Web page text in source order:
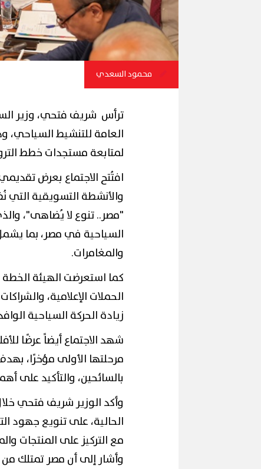
محمود السعدي
ترأس شريف فتحي، وزير
العامة للتنشيط السياحي،
لمتابعة مستجدات خطط
افتُتح الاجتماع بعرض
والأنشطة التسويقية التي نُفذت خلال
"مصر.. تنوع لا يُضاهى"،
السياحية في مصر، بما يشمل
والمغامرات.
الحملات الإعلامية،
زيادة الحركة السياحية
شهد الاجتماع أيضاً عرضًا
مرحلتها الأولى مؤخرًا،
بالسائحين، والتأكيد على
وأكد الوزير شريف فتحي
الحالية، على تنويع جهود
مع التركيز على المنتجات
وأشار إلى أن مصر تمتلك
إقبال كبير ينعش سياحة اليوم الواحد
محافظ القاهرة
لكورال التعليم في
(صور)